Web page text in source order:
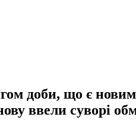
доби, що є
ввели суворі